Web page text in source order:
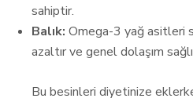
sahiptir.
Balık: Omega-3 yağ asitleri
azaltır ve genel dolaşım
Bu besinleri diyetinize